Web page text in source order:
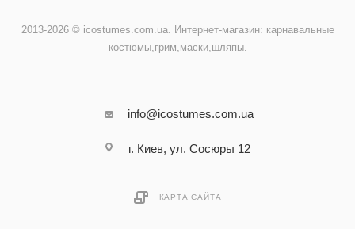
2013-2026 © icostumes.com.ua. Интернет-магазин: карнавальные
костюмы,грим,маски,шляпы.
info@icostumes.com.ua
г. Киев, ул. Сосюры 12
КАРТА САЙТА